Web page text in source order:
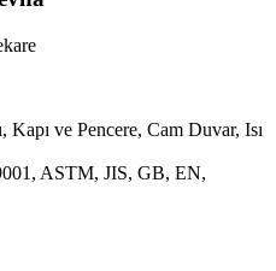
Kapı ve Pencere, Cam Duvar, Isı
ASTM, JIS, GB, EN,